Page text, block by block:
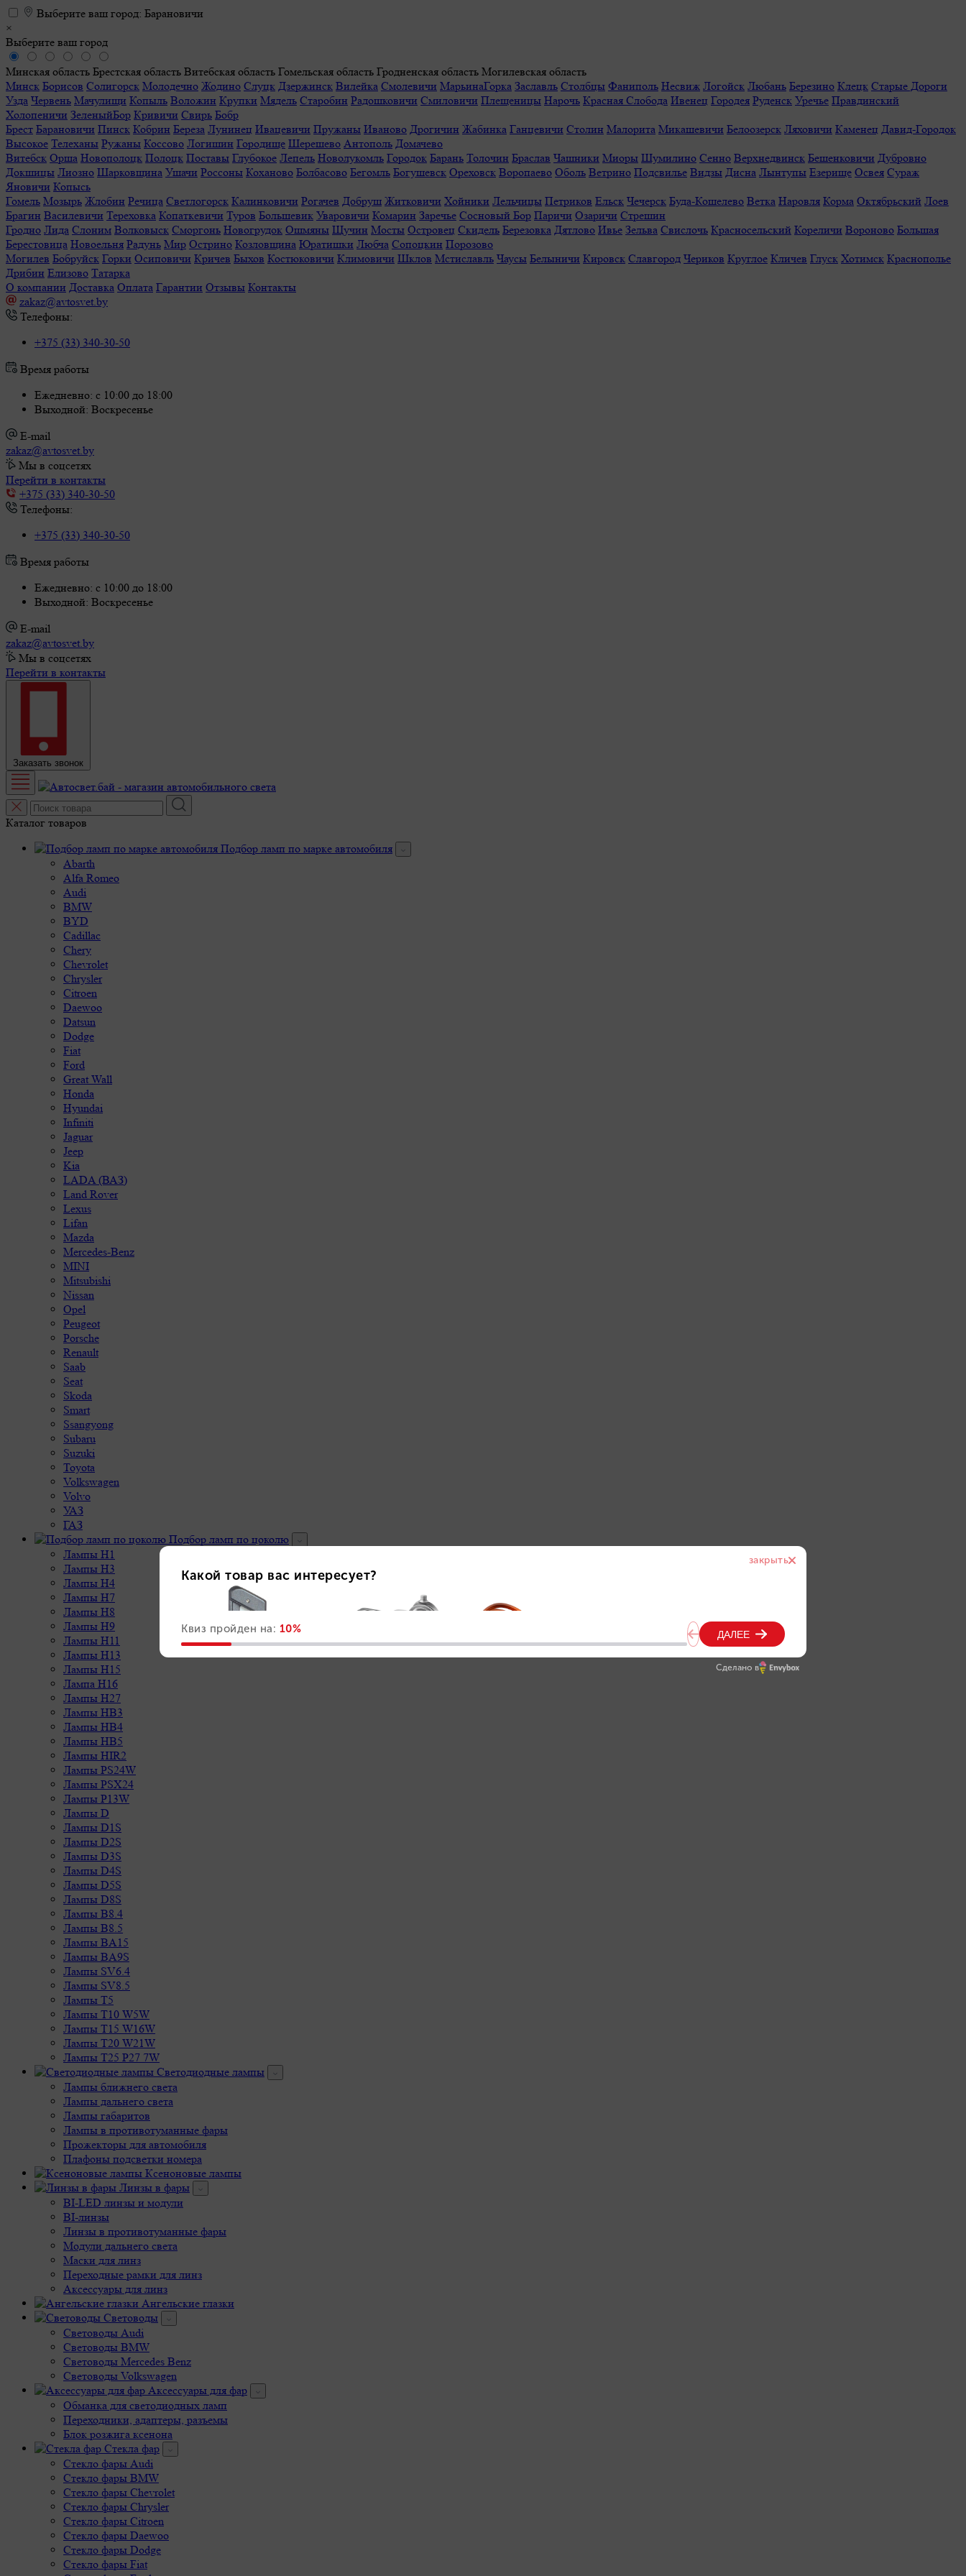
Выберите ваш город: Барановичи
×
Выберите ваш город
Минская область Брестская область Витебская область Гомельская область Гродненская область Могилевская область
Минск Борисов Солигорск Молодечно Жодино Слуцк Дзержинск Вилейка Смолевичи МарьинаГорка Заславль Столбцы Фаниполь Несвиж Логойск Любань Березино Клецк Старые Дороги
Узда Червень Мачулищи Копыль Воложин Крупки Мядель Старобин Радошковичи Смиловичи Плещеницы Нарочь Красная Слобода Ивенец Городея Руденск Уречье Правдинский
Холопеничи ЗеленыйБор Кривичи Свирь Бобр
Брест Барановичи Пинск Кобрин Береза Лунинец Ивацевичи Пружаны Иваново Дрогичин Жабинка Ганцевичи Столин Малорита Микашевичи Белоозерск Ляховичи Каменец Давид-Городок
Высокое Телеханы Ружаны Коссово Логишин Городище Шерешево Антополь Домачево
Витебск Орша Новополоцк Полоцк Поставы Глубокое Лепель Новолукомль Городок Барань Толочин Браслав Чашники Миоры Шумилино Сенно Верхнедвинск Бешенковичи Дубровно
Докшицы Лиозно Шарковщина Ушачи Россоны Коханово Болбасово Бегомль Богушевск Ореховск Воропаево Оболь Ветрино Подсвилье Видзы Дисна Лынтупы Езерище Освея Сураж
Яновичи Копысь
Гомель Мозырь Жлобин Речица Светлогорск Калинковичи Рогачев Добруш Житковичи Хойники Лельчицы Петриков Ельск Чечерск Буда-Кошелево Ветка Наровля Корма Октябрьский Лоев
Брагин Василевичи Тереховка Копаткевичи Туров Большевик Уваровичи Комарин Заречье Сосновый Бор Паричи Озаричи Стрешин
Гродно Лида Слоним Волковыск Сморгонь Новогрудок Ошмяны Щучин Мосты Островец Скидель Березовка Дятлово Ивье Зельва Свислочь Красносельский Кореличи Вороново Большая
Берестовица Новоельня Радунь Мир Острино Козловщина Юратишки Любча Сопоцкин Порозово
Могилев Бобруйск Горки Осиповичи Кричев Быхов Костюковичи Климовичи Шклов Мстиславль Чаусы Белыничи Кировск Славгород Чериков Круглое Кличев Глуск Хотимск Краснополье
Дрибин Елизово Татарка
О компании Доставка Оплата Гарантии Отзывы Контакты
zakaz@avtosvet.by
Телефоны:
+375 (33) 340-30-50
Время работы
Ежедневно: с 10:00 до 18:00
Выходной: Воскресенье
E-mail
zakaz@avtosvet.by
Мы в соцсетях
Перейти в контакты
+375 (33) 340-30-50
Телефоны:
+375 (33) 340-30-50
Время работы
Ежедневно: с 10:00 до 18:00
Выходной: Воскресенье
E-mail
zakaz@avtosvet.by
Мы в соцсетях
Перейти в контакты
Заказать звонок
Каталог товаров
Подбор ламп по марке автомобиля
Abarth
Alfa Romeo
Audi
BMW
BYD
Cadillac
Chery
Chevrolet
Chrysler
Citroen
Daewoo
Datsun
Dodge
Fiat
Ford
Great Wall
Honda
Hyundai
Infiniti
Jaguar
Jeep
Kia
LADA (ВАЗ)
Land Rover
Lexus
Lifan
Mazda
Mercedes-Benz
MINI
Mitsubishi
Nissan
Opel
Peugeot
Porsche
Renault
Saab
Seat
Skoda
Smart
Ssangyong
Subaru
Suzuki
Toyota
Volkswagen
Volvo
УАЗ
ГАЗ
Подбор ламп по цоколю
Лампы H1
Лампы H3
Лампы H4
Лампы H7
Лампы H8
Лампы H9
Лампы H11
Лампы H13
Лампы H15
Лампа H16
Лампы H27
Лампы HB3
Лампы HB4
Лампы HB5
Лампы HIR2
Лампы PS24W
Лампы PSX24
Лампы P13W
Лампы D
Лампы D1S
Лампы D2S
Лампы D3S
Лампы D4S
Лампы D5S
Лампы D8S
Лампы B8.4
Лампы B8.5
Лампы BA15
Лампы BA9S
Лампы SV6.4
Лампы SV8.5
Лампы T5
Лампы T10 W5W
Лампы T15 W16W
Лампы T20 W21W
Лампы T25 P27 7W
Светодиодные лампы
Лампы ближнего света
Лампы дальнего света
Лампы габаритов
Лампы в противотуманные фары
Прожекторы для автомобиля
Плафоны подсветки номера
Ксеноновые лампы
Линзы в фары
BI-LED линзы и модули
BI-линзы
Линзы в противотуманные фары
Модули дальнего света
Маски для линз
Переходные рамки для линз
Аксессуары для линз
Ангельские глазки
Световоды
Cветоводы Audi
Cветоводы BMW
Световоды Mercedes Benz
Cветоводы Volkswagen
Аксессуары для фар
Обманка для светодиодных ламп
Переходники, адаптеры, разъемы
Блок розжига ксенона
Стекла фар
Стекло фары Audi
Стекло фары BMW
Стекло фары Chevrolet
Стекло фары Chrysler
Стекло фары Citroen
Стекло фары Daewoo
Стекло фары Dodge
Стекло фары Fiat
Сделано в